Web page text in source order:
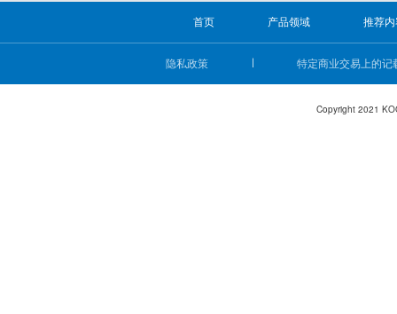
首页 产品领域 推荐
隐私政策 特定商业交易上的记
Copyright 2021